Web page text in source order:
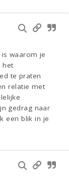
waarom je
het
te praten
relatie met
gedrag naar
een blik in je